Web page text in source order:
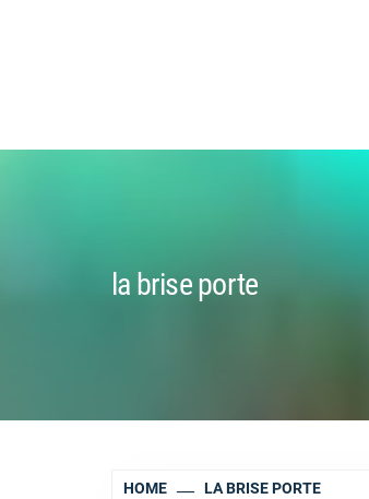
la brise porte
HOME LA BRISE PORTE